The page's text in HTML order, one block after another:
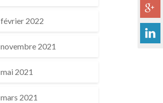
février 2022
novembre 2021
mai 2021
mars 2021